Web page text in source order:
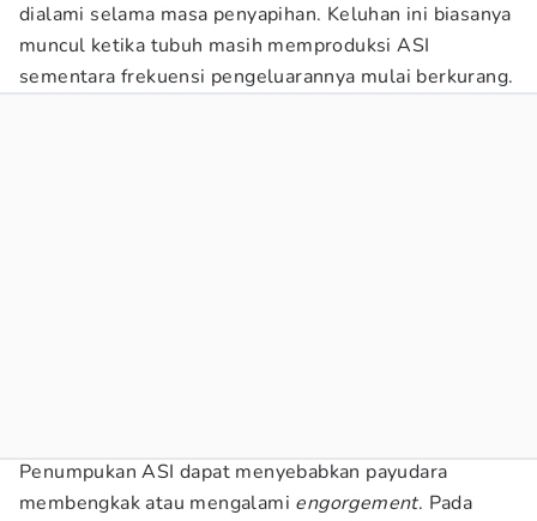
dialami selama masa penyapihan. Keluhan ini biasanya
muncul ketika tubuh masih memproduksi ASI
sementara frekuensi pengeluarannya mulai berkurang.
Penumpukan ASI dapat menyebabkan payudara
membengkak atau mengalami engorgement. Pada